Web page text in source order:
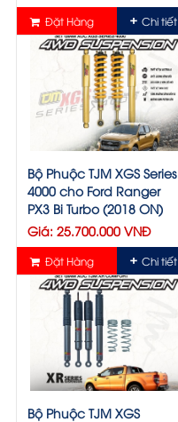
Đặt Hàng Chi tiết
Bộ Phuộc TJM XGS Series
4000 cho Ford Ranger
PX3 Bi Turbo (2018 ON)
Giá: 25.700.000 VNĐ
Đặt Hàng Chi tiết
Bộ Phuộc TJM XGS